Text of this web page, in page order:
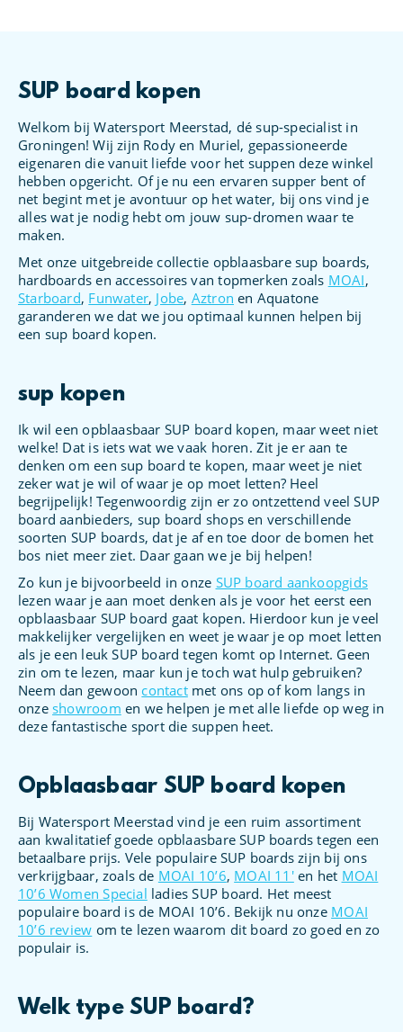
SUP board kopen
Welkom bij Watersport Meerstad, dé sup-specialist in
Groningen! Wij zijn Rody en Muriel, gepassioneerde
eigenaren die vanuit liefde voor het suppen deze winkel
hebben opgericht. Of je nu een ervaren supper bent of
net begint met je avontuur op het water, bij ons vind je
alles wat je nodig hebt om jouw sup-dromen waar te
maken.
Met onze uitgebreide collectie opblaasbare sup boards,
hardboards en accessoires van topmerken zoals MOAI,
Starboard, Funwater, Jobe, Aztron en Aquatone
garanderen we dat we jou optimaal kunnen helpen bij
een sup board kopen.
sup kopen
Ik wil een opblaasbaar SUP board kopen, maar weet niet
welke! Dat is iets wat we vaak horen. Zit je er aan te
denken om een sup board te kopen, maar weet je niet
zeker wat je wil of waar je op moet letten? Heel
begrijpelijk! Tegenwoordig zijn er zo ontzettend veel SUP
board aanbieders, sup board shops en verschillende
soorten SUP boards, dat je af en toe door de bomen het
bos niet meer ziet. Daar gaan we je bij helpen!
Zo kun je bijvoorbeeld in onze SUP board aankoopgids
lezen waar je aan moet denken als je voor het eerst een
opblaasbaar SUP board gaat kopen. Hierdoor kun je veel
makkelijker vergelijken en weet je waar je op moet letten
als je een leuk SUP board tegen komt op Internet. Geen
zin om te lezen, maar kun je toch wat hulp gebruiken?
Neem dan gewoon contactmet ons op of kom langs in
onze showroom en we helpen je met alle liefde op weg in
deze fantastische sport die suppen heet.
Opblaasbaar SUP board kopen
Bij Watersport Meerstad vind je een ruim assortiment
aan kwalitatief goede opblaasbare SUP boards tegen een
betaalbare prijs. Vele populaire SUP boards zijn bij ons
verkrijgbaar, zoals de MOAI 10’6, MOAI 11′en het MOAI
10’6 Women Special ladies SUP board. Het meest
populaire board is de MOAI 10’6. Bekijk nu onze MOAI
10’6 review om te lezen waarom dit board zo goed en zo
populair is.
Welk type SUP board?